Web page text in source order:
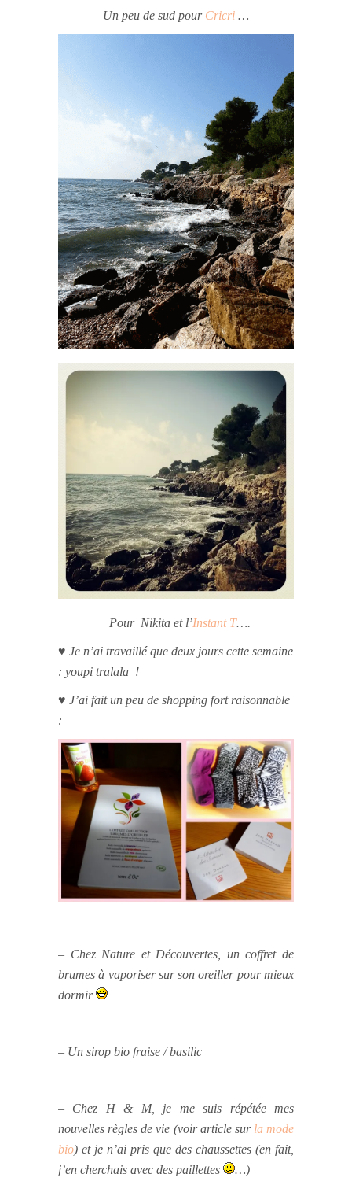
Un peu de sud pour Cricri …
Pour Nikita et l’Instant T….
♥ Je n’ai travaillé que deux jours cette semaine
: youpi tralala !
♥ J’ai fait un peu de shopping fort raisonnable
:
– Chez Nature et Découvertes, un coffret de
brumes à vaporiser sur son oreiller pour mieux
dormir
– Un sirop bio fraise / basilic
– Chez H & M, je me suis répétée mes
nouvelles règles de vie (voir article sur la mode
bio) et je n’ai pris que des chaussettes (en fait,
j’en cherchais avec des paillettes
…)